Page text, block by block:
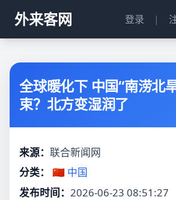
外来客网 登录 |
全球暖化下 中国“南涝北
束？北方变湿润了
来源： 联合新闻网
分类：
🇨🇳 中国
发布时间： 2026-06-23 08:51:27